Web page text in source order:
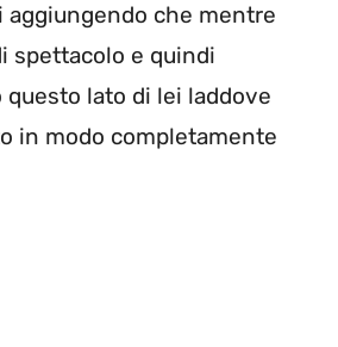
aggiungendo che mentre
spettacolo e quindi
questo lato di lei laddove
in modo completamente